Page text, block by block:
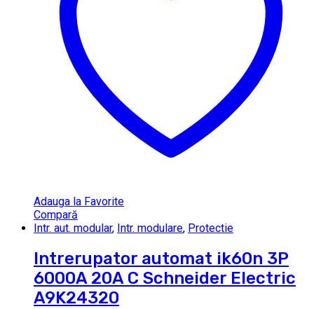
Adauga la Favorite
Compară
Intr. aut. modular, Intr. modulare, Protectie
Intrerupator automat ik60n 3P
6000A 20A C Schneider Electric
A9K24320